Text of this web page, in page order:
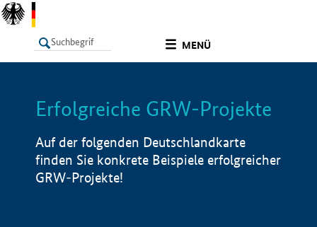
MENÜ
LISTE Info
Erfolgreiche GRW-Projekte
Auf der folgenden Deutschlandkarte
finden Sie konkrete Beispiele erfolgreicher
GRW-Projekte!